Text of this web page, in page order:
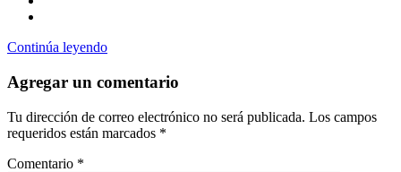
Continúa leyendo
Agregar un comentario
Tu dirección de correo electrónico no será publicada. Los campos
requeridos están marcados *
Comentario *